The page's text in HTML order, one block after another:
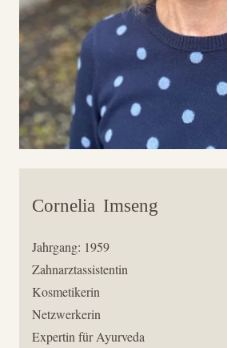
Cornelia Imseng
Jahrgang: 1959
Zahnarztassistentin
Kosmetikerin
Netzwerkerin
Expertin für Ayurveda